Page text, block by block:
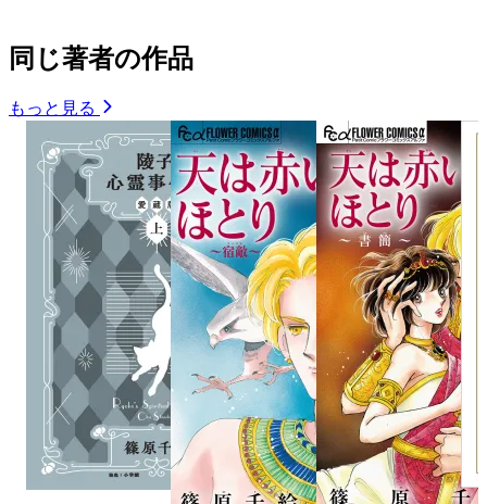
同じ著者の作品
もっと見る